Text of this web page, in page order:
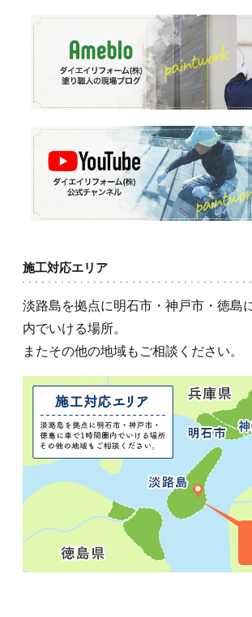
施工対応エリア
淡路島を拠点に明石市・神戸市・徳島
内でいける場所。
またその他の地域もご相談ください。